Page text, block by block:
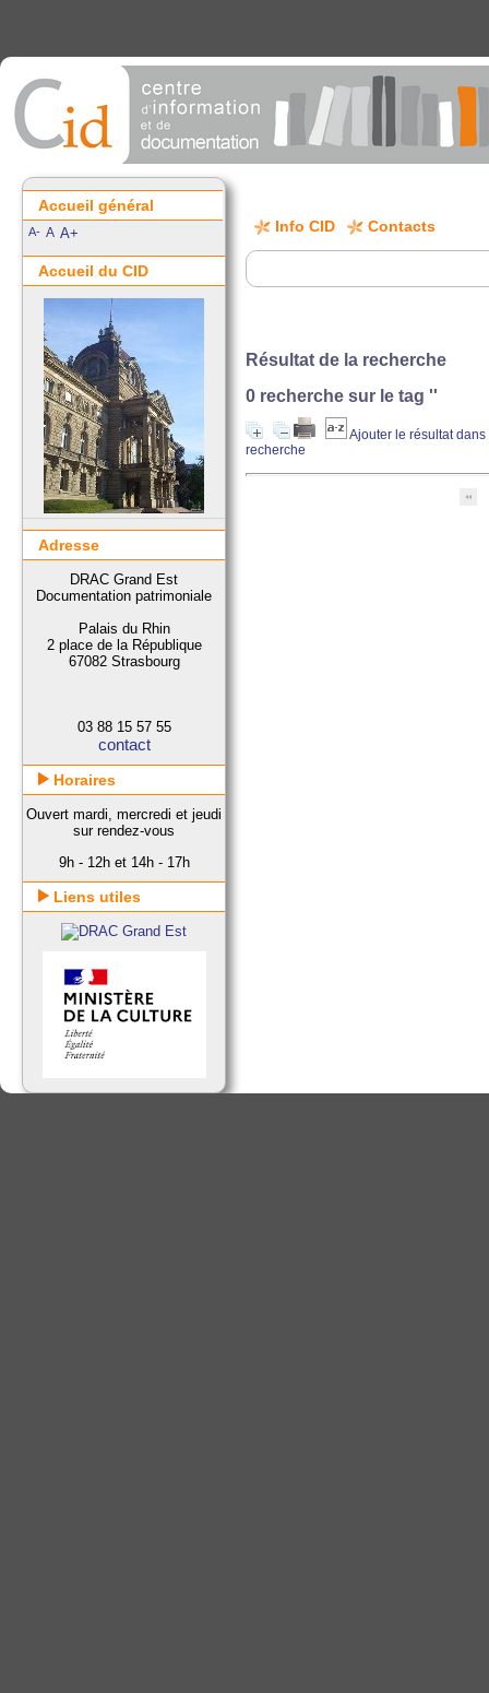
Info CID Contacts
Résultat de la recherche
0 recherche sur le tag ''
Ajouter le résultat
recherche
Accueil général
A- A A+
Accueil du CID
Adresse
DRAC Grand Est
Documentation patrimoniale
Palais du Rhin
2 place de la République
67082 Strasbourg
03 88 15 57 55
contact
Horaires
Ouvert mardi, mercredi et jeudi
sur rendez-vous
9h - 12h et 14h - 17h
Liens utiles